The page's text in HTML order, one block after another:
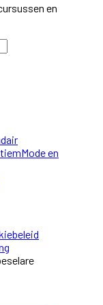
en
Mode en